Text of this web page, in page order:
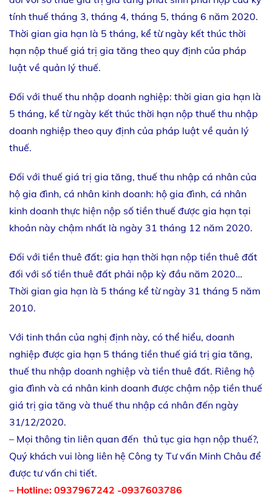
tính thuế tháng 3, tháng 4, tháng 5, tháng 6 năm 2020.
Thời gian gia hạn là 5 tháng, kể từ ngày kết thúc thời
hạn nộp thuế giá trị gia tăng theo quy định của pháp
luật về quản lý thuế.
Đối với thuế thu nhập doanh nghiệp: thời gian gia hạn là
5 tháng, kể từ ngày kết thúc thời hạn nộp thuế thu nhập
doanh nghiệp theo quy định của pháp luật về quản lý
thuế.
Đối với thuế giá trị gia tăng, thuế thu nhập cá nhân của
hộ gia đình, cá nhân kinh doanh: hộ gia đình, cá nhân
kinh doanh thực hiện nộp số tiền thuế được gia hạn tại
khoản này chậm nhất là ngày 31 tháng 12 năm 2020.
Đối với tiền thuê đất: gia hạn thời hạn nộp tiền thuê đất
đối với số tiền thuê đất phải nộp kỳ đầu năm 2020…
Thời gian gia hạn là 5 tháng kể từ ngày 31 tháng 5 năm
2010.
Với tinh thần của nghị định này, có thể hiểu, doanh
nghiệp được gia hạn 5 tháng tiền thuế giá trị gia tăng,
thuế thu nhập doanh nghiệp và tiền thuê đất. Riêng hộ
gia đình và cá nhân kinh doanh được chậm nộp tiền thuế
giá trị gia tăng và thuế thu nhập cá nhân đến ngày
31/12/2020.
– Mọi thông tin liên quan đến thủ tục gia hạn nộp thuế?,
Quý khách vui lòng liên hệ Công ty Tư vấn Minh Châu để
được tư vấn chi tiết.
– Hotline: 0937967242 -0937603786